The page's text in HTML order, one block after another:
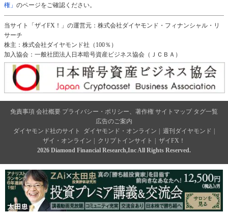
権」 のページをご確認ください。
当サイト「ザイFX！」の運営元：株式会社ダイヤモンド・フィナンシャル・リ
サーチ
株主：株式会社ダイヤモンド社（100％）
加入協会：一般社団法人日本暗号資産ビジネス協会（ＪＣＢＡ）
免責事項 会社概要 プライバシー・ポリシー、著作権 サイトマップ タグ一覧
広告のご案内
ダイヤモンド社のサイト
ダイヤモンド・オンライン 週刊ダイヤモンド
ザイ・オンライン
クリプトインサイト
ザイFX！
2026 Diamond Financial Research,Inc All Rights Reserved.